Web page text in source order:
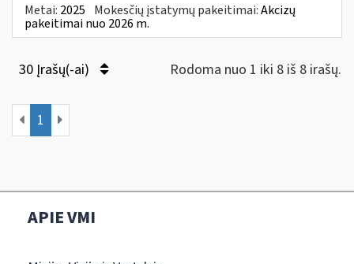
Metai: 2025 Mokesčių įstatymų pakeitimai:Akcizų
pakeitimai nuo 2026 m.
30 Įrašų(-ai) Rodoma nuo 1 iki 8 iš 8 irašų.
1
APIE VMI